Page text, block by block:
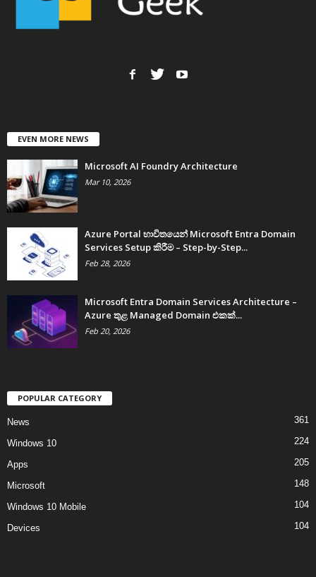
EVEN MORE NEWS
Microsoft AI Foundry Architecture
Mar 10, 2026
Azure Portal භාවිතයෙන් Microsoft Entra Domain
Services Setup කිරීම – Step-by-Step...
Feb 28, 2026
Microsoft Entra Domain Services Architecture –
Azure තුළ Managed Domain එකක්...
Feb 20, 2026
POPULAR CATEGORY
News 361
Windows 10 224
Apps 205
Microsoft 148
Windows 10 Mobile 104
Devices 104